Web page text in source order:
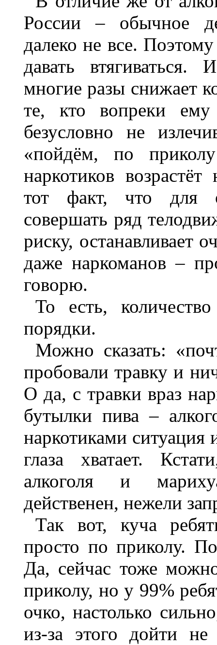
России – обычное
далеко не все.
давать втягиваться.
многие разы снижает
те, кто вопреки ему
безусловно не
«пойдём, по
наркотиков
тот факт, что для
совершать ряд
риску, останавливает
даже наркоманов –
говорю.
То есть,
порядки.
Можно сказать:
пробовали травку и
О да, с травки враз
бутылки пива –
наркотиками ситуация
глаза хватает.
алкоголя и
действенен, нежели
Так вот, куча
просто по приколу.
Да, сейчас тоже
приколу, но у 99%
очко, настолько
из-за этого дойти